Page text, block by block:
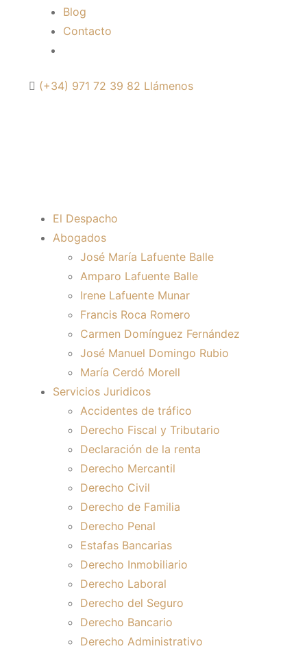
Blog
Contacto
(+34) 971 72 39 82 Llámenos
El Despacho
Abogados
José María Lafuente Balle
Amparo Lafuente Balle
Irene Lafuente Munar
Francis Roca Romero
Carmen Domínguez Fernández
José Manuel Domingo Rubio
María Cerdó Morell
Servicios Juridicos
Accidentes de tráfico
Derecho Fiscal y Tributario
Declaración de la renta
Derecho Mercantil
Derecho Civil
Derecho de Familia
Derecho Penal
Estafas Bancarias
Derecho Inmobiliario
Derecho Laboral
Derecho del Seguro
Derecho Bancario
Derecho Administrativo